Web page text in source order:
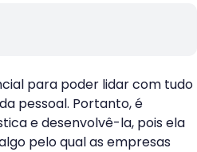
para poder lidar com tudo
pessoal. Portanto, é
e desenvolvê-la, pois ela
pelo qual as empresas